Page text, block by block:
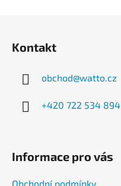
Kontakt
obchod@watto.cz
+420 722 534 894
Informace pro vás
Obchodní podmínky